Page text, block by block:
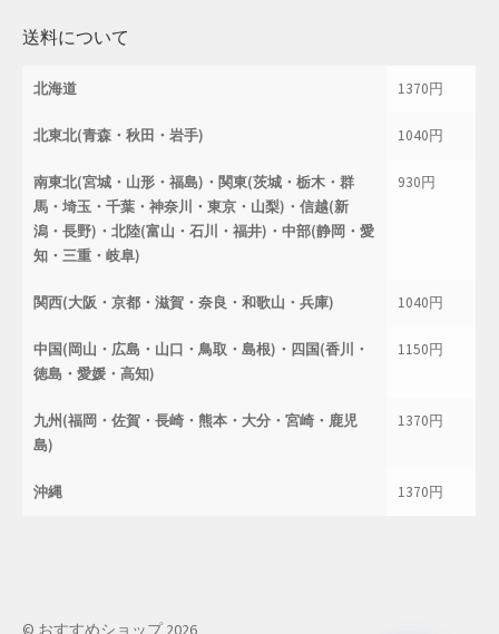
送料について
北海道 1370円
北東北(青森・秋田・岩手) 1040円
南東北(宮城・山形・福島)・関東(茨城・栃木・群
馬・埼玉・千葉・神奈川・東京・山梨)・信越(新
潟・長野)・北陸(富山・石川・福井)・中部(静岡・愛
知・三重・岐阜)
930円
関西(大阪・京都・滋賀・奈良・和歌山・兵庫) 1040円
中国(岡山・広島・山口・鳥取・島根)・四国(香川・
徳島・愛媛・高知)
1150円
九州(福岡・佐賀・長崎・熊本・大分・宮崎・鹿児
島)
1370円
沖縄 1370円
© おすすめショップ 2026